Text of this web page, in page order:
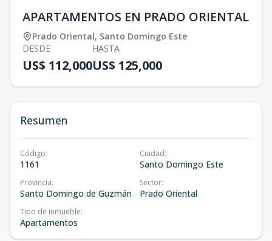
APARTAMENTOS EN PRADO ORIENTAL
Prado Oriental, Santo Domingo Este
DESDE
US$ 112,000
HASTA
US$ 125,000
Resumen
Código:
1161
Ciudad:
Santo Domingo Este
Provincia:
Santo Domingo de Guzmán
Sector:
Prado Oriental
Tipo de inmueble:
Apartamentos